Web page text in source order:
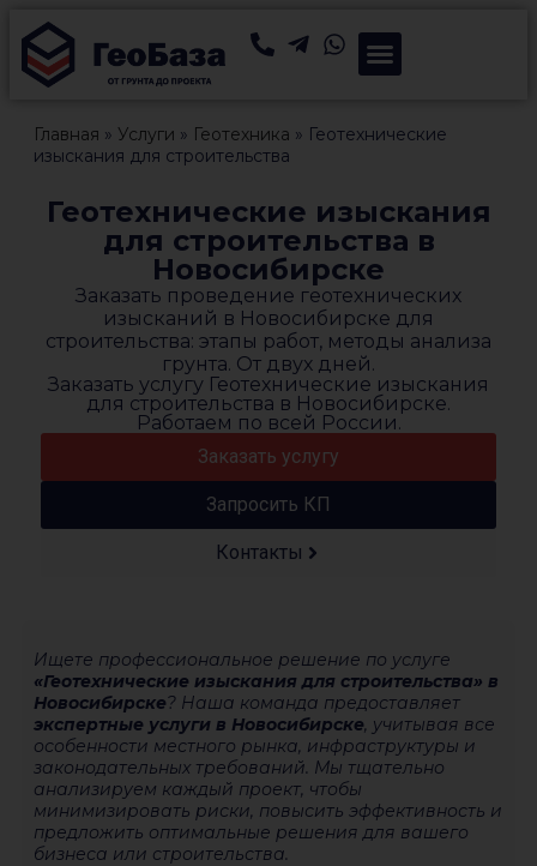
Главная » Услуги » Геотехника » Геотехнические
изыскания для строительства
Геотехнические изыскания
для строительства в
Новосибирске
Заказать проведение геотехнических
изысканий в Новосибирске для
строительства: этапы работ, методы анализа
грунта. От двух дней.
Заказать услугу Геотехнические изыскания
для строительства в Новосибирске.
Работаем по всей России.
Заказать услугу
Запросить КП
Контакты
Ищете профессиональное решение по услуге
«Геотехнические изыскания для строительства» в
Новосибирске? Наша команда предоставляет
экспертные услуги в Новосибирске, учитывая все
особенности местного рынка, инфраструктуры и
законодательных требований. Мы тщательно
анализируем каждый проект, чтобы
минимизировать риски, повысить эффективность и
предложить оптимальные решения для вашего
бизнеса или строительства.